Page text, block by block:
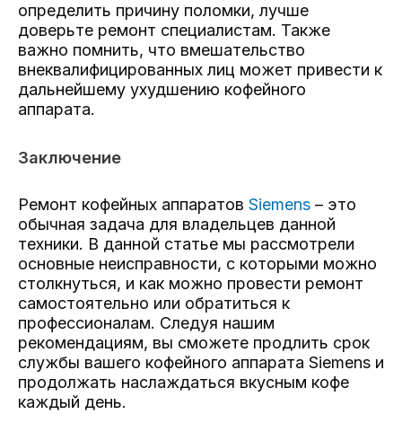
определить причину поломки, лучше
доверьте ремонт специалистам. Также
важно помнить, что вмешательство
внеквалифицированных лиц может привести к
дальнейшему ухудшению кофейного
аппарата.
Заключение
Ремонт кофейных аппаратов Siemens – это
обычная задача для владельцев данной
техники. В данной статье мы рассмотрели
основные неисправности, с которыми можно
столкнуться, и как можно провести ремонт
самостоятельно или обратиться к
профессионалам. Следуя нашим
рекомендациям, вы сможете продлить срок
службы вашего кофейного аппарата Siemens и
продолжать наслаждаться вкусным кофе
каждый день.